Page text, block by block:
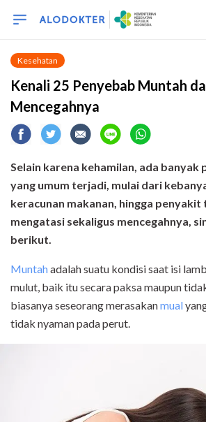
Kesehatan
Kenali 25 Penyebab Muntah
Mencegahnya
Selain karena kehamilan, ada banyak
yang umum terjadi, mulai dari
keracunan makanan, hingga
mengatasi sekaligus mencegahnya,
berikut.
Muntahadalah suatu kondisi saat isi
mulut, baik itu secara paksa maupun
biasanya seseorang merasakanmual
tidak nyaman pada perut.